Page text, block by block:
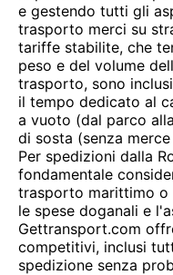
e gestendo tutti gli
trasporto merci su
tariffe stabilite, che
peso e del volume
trasporto, sono
il tempo dedicato al
a vuoto (dal parco
di sosta (senza
Per spedizioni dalla
fondamentale
trasporto marittimo o
le spese doganali e
Gettransport.com
competitivi, inclusi
spedizione senza